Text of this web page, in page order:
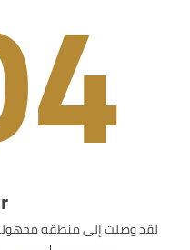
لقد وصلت إلى منطقه مجهوله